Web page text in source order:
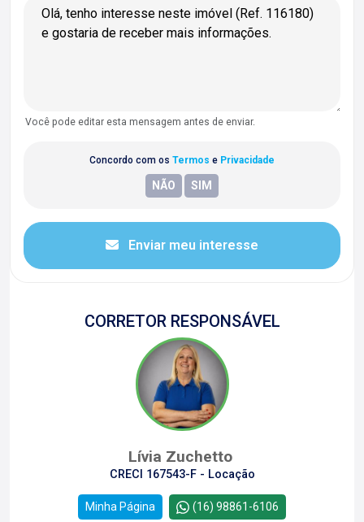
Você pode editar esta mensagem antes de enviar.
Concordo com os Termos e Privacidade
Enviar meu interesse
CORRETOR RESPONSÁVEL
Lívia Zuchetto
CRECI 167543-F - Locação
Minha Página (16) 98861-6106